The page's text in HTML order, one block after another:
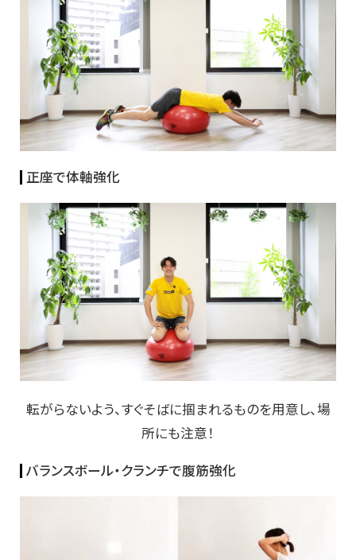
正座で体軸強化
転がらないよう、すぐそばに掴まれるものを用意し、場
所にも注意！
バランスボール・クランチで腹筋強化